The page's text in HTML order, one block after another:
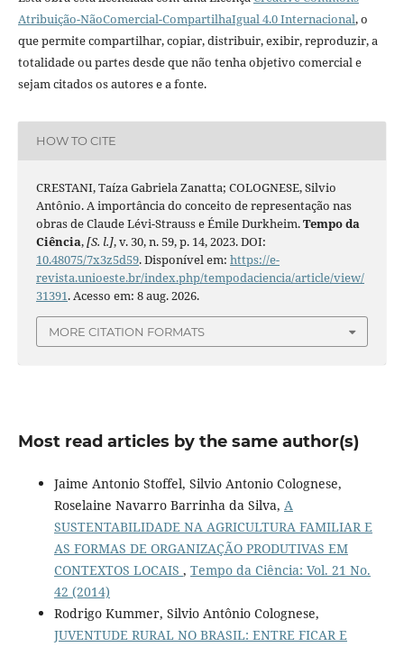
Atribuição-NãoComercial-CompartilhaIgual 4.0 Internacional, o
que permite compartilhar, copiar, distribuir, exibir, reproduzir, a
totalidade ou partes desde que não tenha objetivo comercial e
sejam citados os autores e a fonte.
HOW TO CITE
CRESTANI, Taíza Gabriela Zanatta; COLOGNESE, Silvio
Antônio. A importância do conceito de representação nas
obras de Claude Lévi-Strauss e Émile Durkheim.Tempo da
Ciência,[S. l.], v. 30, n. 59, p. 14, 2023. DOI:
10.48075/7x3z5d59. Disponível em: https://e-
revista.unioeste.br/index.php/tempodaciencia/article/view/
31391. Acesso em: 8 aug. 2026.
MORE CITATION FORMATS
Most read articles by the same author(s)
Jaime Antonio Stoffel, Silvio Antonio Colognese,
Roselaine Navarro Barrinha da Silva, A
SUSTENTABILIDADE NA AGRICULTURA FAMILIAR E
AS FORMAS DE ORGANIZAÇÃO PRODUTIVAS EM
CONTEXTOS LOCAIS , Tempo da Ciência: Vol. 21 No.
42 (2014)
Rodrigo Kummer, Silvio Antônio Colognese,
JUVENTUDE RURAL NO BRASIL: ENTRE FICAR E